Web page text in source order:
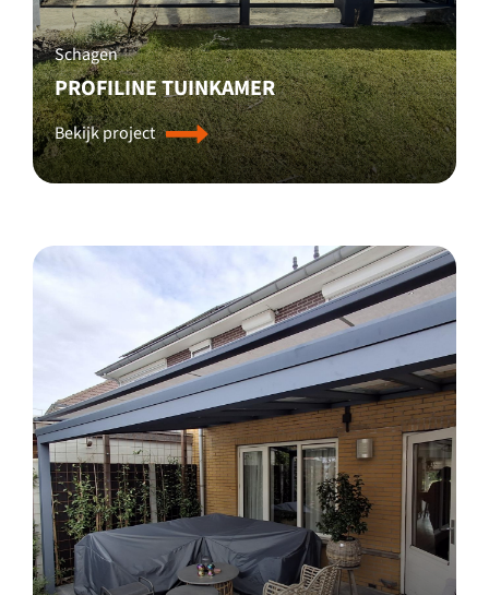
Schagen
PROFILINE TUINKAMER
Bekijk project